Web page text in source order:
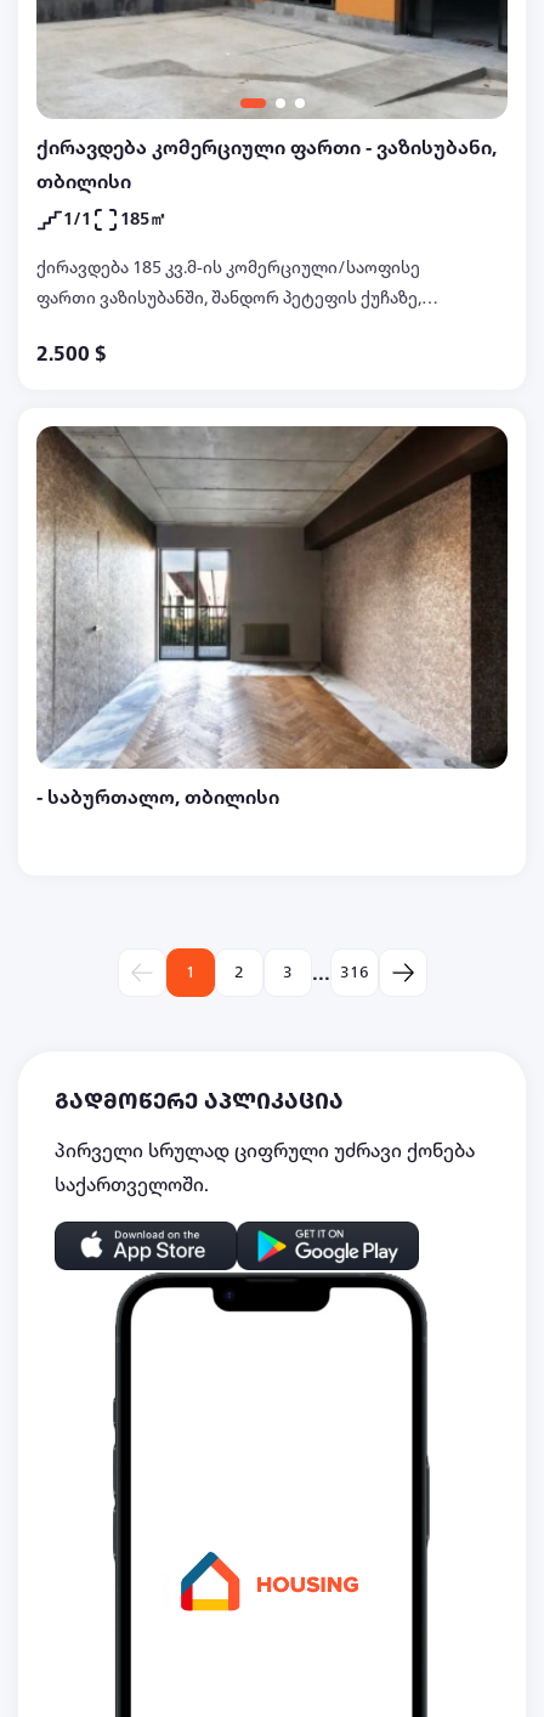
ქირავდება კომერციული ფართი - ვაზისუბანი,
თბილისი
1/1 185㎡
ქირავდება 185 კვ.მ-ის კომერციული/საოფისე
ფართი ვაზისუბანში, შანდორ პეტეფის ქუჩაზე,
კორპუსში, 1 სართულზე, ცალკე მდგომ შენობაში,
2.500 $
- საბურთალო, თბილისი
1 2 3 ... 316
გადმოწერე აპლიკაცია
პირველი სრულად ციფრული უძრავი ქონება
საქართველოში.